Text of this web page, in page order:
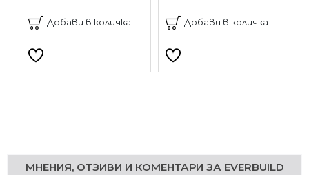
Добави в количка Добави в количка
МНЕНИЯ, ОТЗИВИ И КОМЕНТАРИ ЗА EVERBUILD